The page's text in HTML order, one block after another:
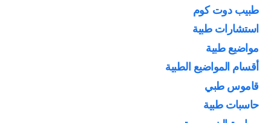
طبيب دوت كوم
استشارات طبية
مواضيع طبية
أقسام المواضيع الطبية
قاموس طبي
حاسبات طبية